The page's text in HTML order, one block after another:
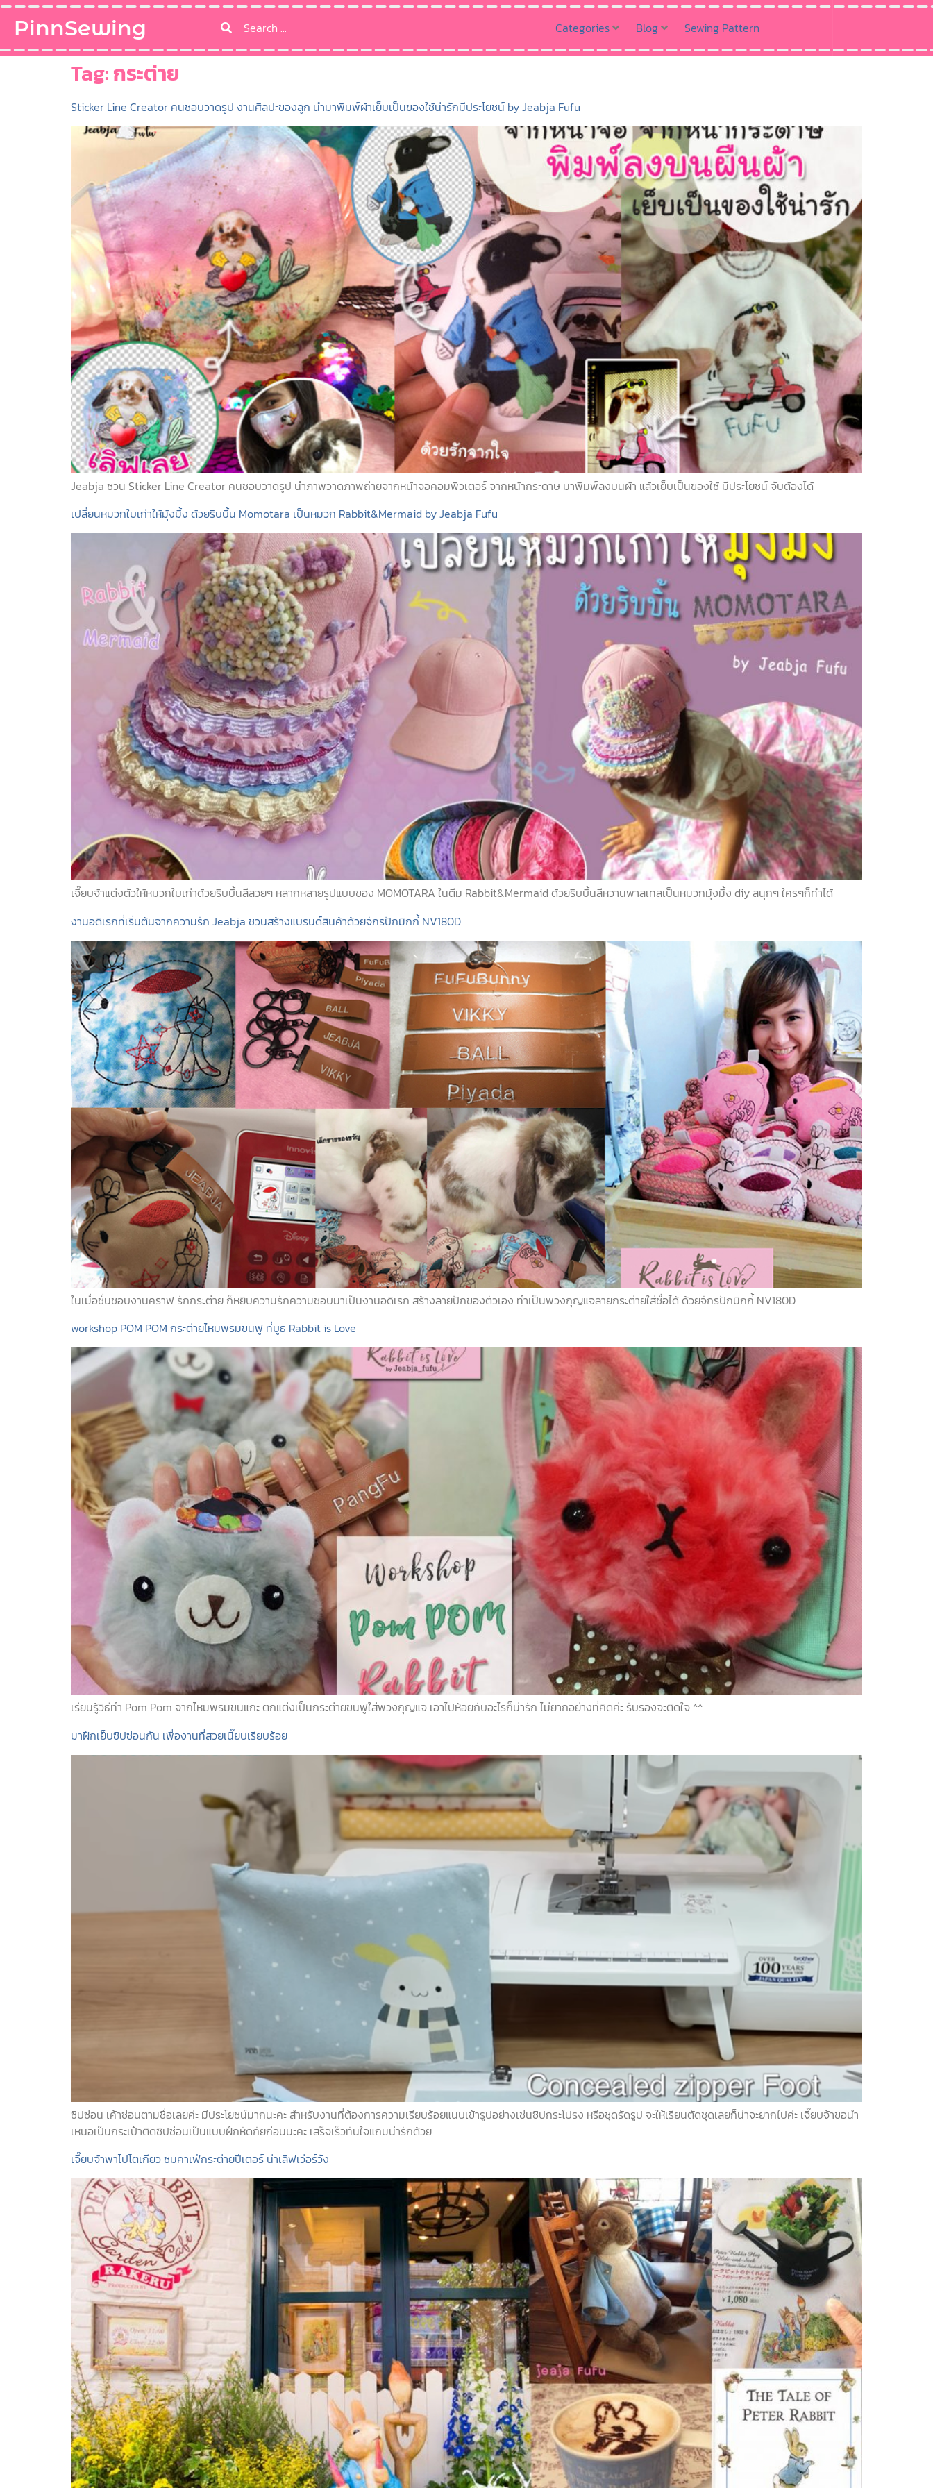
PinnSewing Categories Blog Sewing Pattern
Tag:กระต่าย
Sticker Line Creator คนชอบวาดรูป งานศิลปะของลูก นำมาพิมพ์ผ้าเย็บเป็นของใช้น่ารักมีประโยชน์ by Jeabja Fufu
Jeabja ชวน Sticker Line Creator คนชอบวาดรูป นำภาพวาดภาพถ่ายจากหน้าจอคอมพิวเตอร์ จากหน้ากระดาษ มาพิมพ์ลงบนผ้า แล้วเย็บเป็นของใช้ มีประโยชน์ จับต้องได้
เปลี่ยนหมวกใบเก่าให้มุ้งมิ้ง ด้วยริบบิ้น Momotara เป็นหมวก Rabbit&Mermaid by Jeabja Fufu
เจี๊ยบจ้าแต่งตัวให้หมวกใบเก่าด้วยริบบิ้นสีสวยๆ หลากหลายรูปแบบของ MOMOTARA ในตีม Rabbit&Mermaid ด้วยริบบิ้นสีหวานพาสเทลเป็นหมวกมุ้งมิ้ง diy สนุกๆ ใครๆก็ทำได้
งานอดิเรกที่เริ่มต้นจากความรัก Jeabja ชวนสร้างแบรนด์สินค้าด้วยจักรปักมิกกี้ NV180D
ในเมื่อชื่นชอบงานคราฟ รักกระต่าย ก็หยิบความรักความชอบมาเป็นงานอดิเรก สร้างลายปักของตัวเอง ทำเป็นพวงกุญแจลายกระต่ายใส่ชื่อได้ ด้วยจักรปักมิกกี้ NV180D
workshop POM POM กระต่ายไหมพรมขนฟู ที่บูธ Rabbit is Love
เรียนรู้วิธีทำ Pom Pom จากไหมพรมขนแกะ ตกแต่งเป็นกระต่ายขนฟูใส่พวงกุญแจ เอาไปห้อยกับอะไรก็น่ารัก ไม่ยากอย่างที่คิดค่ะ รับรองจะติดใจ ^^
มาฝึกเย็บซิปซ่อนกัน เพื่องานที่สวยเนี๊ยบเรียบร้อย
ซิปซ่อน เค้าซ่อนตามชื่อเลยค่ะ มีประโยชน์มากนะคะ สำหรับงานที่ต้องการความเรียบร้อยแนบเข้ารูปอย่างเช่นซิปกระโปรง หรือชุดรัดรูป จะให้เรียนตัดชุดเลยก็น่าจะยากไปค่ะ เจี๊ยบจ้าขอนำ
เหนอเป็นกระเป๋าติดซิปซ่อนเป็นแบบฝึกหัดกัยก่อนนะคะ เสร็จเร็วทันใจแถมน่ารักด้วย
เจี๊ยบจ้าพาไปโตเกียว ชมคาเฟ่กระต่ายปีเตอร์ น่าเลิฟเว่อร์วัง